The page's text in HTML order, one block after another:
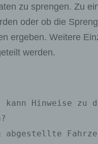
zu sprengen. Zu
oder ob die
ergeben. Weitere
werden.